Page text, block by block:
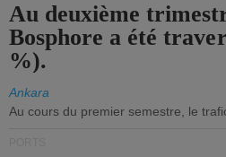
Au deuxième
Bosphore a été
%).
Ankara
Au cours du premier semestre, le